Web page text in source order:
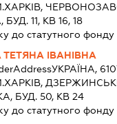
11, КВ 16, 18
до статутного фонду
ІВАНІВНА
УКРАЇНА,
БУД. 50, КВ 24
до статутного фонду